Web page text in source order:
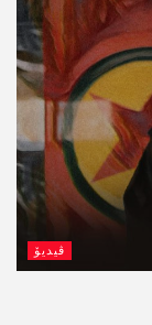
ڤیدیۆ